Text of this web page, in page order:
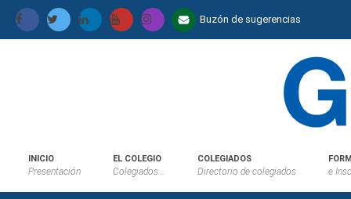
Buzón de sugerencias
INICIO
Presentación
EL COLEGIO
Colegiados...
COLEGIADOS
Directorio de colegiados e